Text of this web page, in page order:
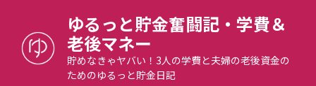
ゆるっと貯金奮闘記・学費＆
老後マネー
貯めなきゃヤバい！3人の学費と夫婦の老後資金の
ためのゆるっと貯金日記